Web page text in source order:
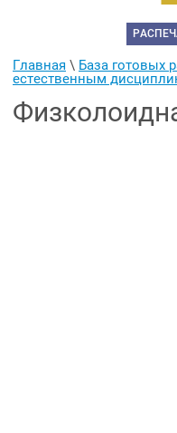
Главная \ База готовых
естественным